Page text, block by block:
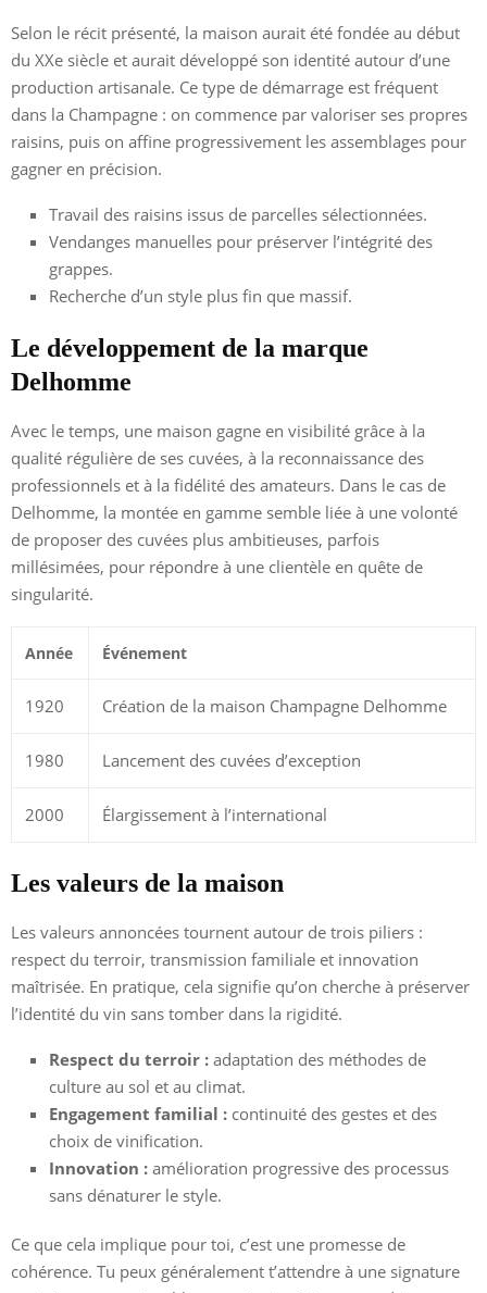
Selon le récit présenté, la maison aurait été fondée au début
du XXe siècle et aurait développé son identité autour d’une
production artisanale. Ce type de démarrage est fréquent
dans la Champagne : on commence par valoriser ses propres
raisins, puis on affine progressivement les assemblages pour
gagner en précision.
Travail des raisins issus de parcelles sélectionnées.
Vendanges manuelles pour préserver l’intégrité des
grappes.
Recherche d’un style plus fin que massif.
Le développement de la marque
Delhomme
Avec le temps, une maison gagne en visibilité grâce à la
qualité régulière de ses cuvées, à la reconnaissance des
professionnels et à la fidélité des amateurs. Dans le cas de
Delhomme, la montée en gamme semble liée à une volonté
de proposer des cuvées plus ambitieuses, parfois
millésimées, pour répondre à une clientèle en quête de
singularité.
Année Événement
1920 Création de la maison Champagne Delhomme
1980 Lancement des cuvées d’exception
2000 Élargissement à l’international
Les valeurs de la maison
Les valeurs annoncées tournent autour de trois piliers :
respect du terroir, transmission familiale et innovation
maîtrisée. En pratique, cela signifie qu’on cherche à préserver
l’identité du vin sans tomber dans la rigidité.
Respect du terroir : adaptation des méthodes de
culture au sol et au climat.
Engagement familial : continuité des gestes et des
choix de vinification.
Innovation : amélioration progressive des processus
sans dénaturer le style.
Ce que cela implique pour toi, c’est une promesse de
cohérence. Tu peux généralement t’attendre à une signature